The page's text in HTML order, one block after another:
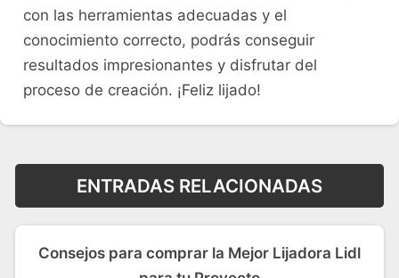
con las herramientas adecuadas y el
conocimiento correcto, podrás conseguir
resultados impresionantes y disfrutar del
proceso de creación. ¡Feliz lijado!
ENTRADAS RELACIONADAS
Consejos para comprar la Mejor Lijadora Lidl